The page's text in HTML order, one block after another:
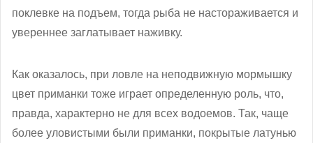
поклевке на подъем, тогда рыба не настораживается и
увереннее заглатывает наживку.
Как оказалось, при ловле на неподвижную мормышку
цвет приманки тоже играет определенную роль, что,
правда, характерно не для всех водоемов. Так, чаще
более уловистыми были приманки, покрытые латунью